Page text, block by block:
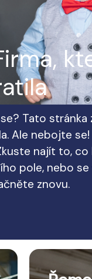
Tato stránka
Ale nebojte
najít to,
pole, nebo
znovu.